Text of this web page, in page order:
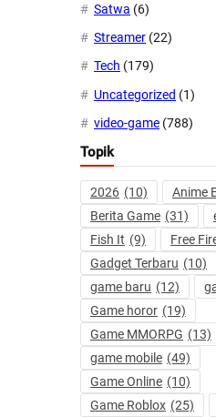
Satwa (6)
Streamer (22)
Tech (179)
Uncategorized (1)
video-game (788)
Topik
2026 (10) Anime
Berita Game (31)
Fish It (9) Free
Gadget Terbaru (10)
game baru (12)
Game horor (19)
Game MMORPG (13)
game mobile (49)
Game Online (10)
Game Roblox (25)